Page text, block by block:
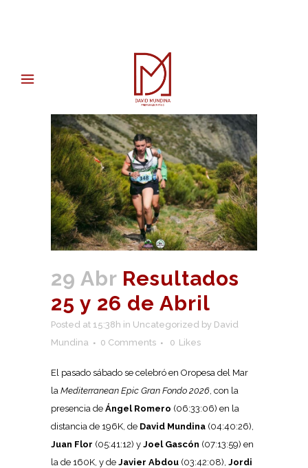
29 Abr Resultados
25 y 26 de Abril
Posted at 15:38h in Uncategorized by David
Mundina
0 Comments 0 Likes
El pasado sábado se celebró en Oropesa del Mar
la Mediterranean Epic Gran Fondo 2026 , con la
presencia de Ángel Romero (06:33:06) en la
distancia de 196K, de David Mundina (04:40:26),
Juan Flor (05:41:12) y Joel Gascón (07:13:59) en
la de 160K, y de Javier Abdou (03:42:08), Jordi